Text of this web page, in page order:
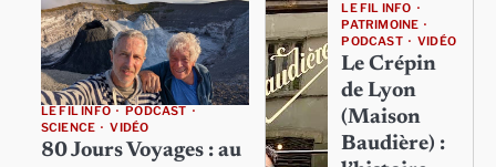
LE FIL INFO
PODCAST
SCIENCE
VIDÉO
80 Jours Voyages : au
LE FIL INFO
PATRIMOINE
PODCAST
VIDÉO
Le Crépin
de Lyon
(Maison
Baudière) :